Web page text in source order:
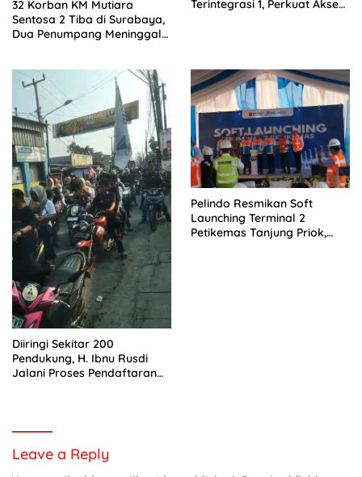
32 Korban KM Mutiara
Sentosa 2 Tiba di Surabaya,
Dua Penumpang Meninggal
Terintegrasi 1, Perkuat Akses
Diiringi Sekitar 200
Pendukung, H. Ibnu Rusdi
Jalani Proses Pendaftaran
Pelindo Resmikan Soft
Launching Terminal 2
Petikemas Tanjung Priok,
Leave a Reply